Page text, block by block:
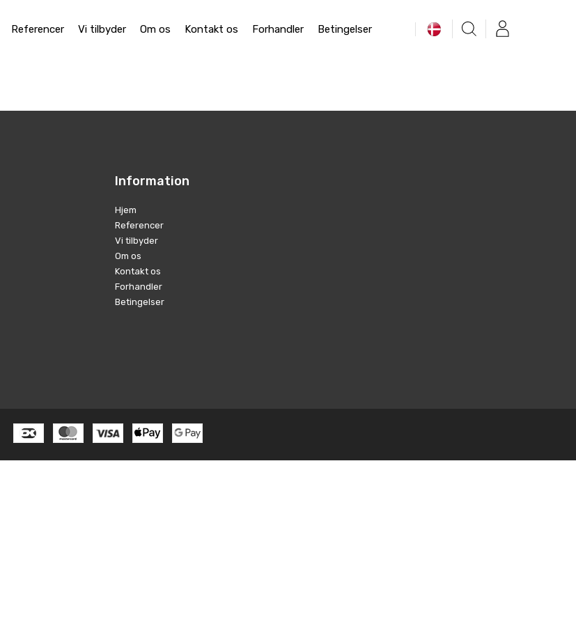
Referencer Vi tilbyder Om os Kontakt os Forhandler Betingelser
Information
Hjem
Referencer
Vi tilbyder
Om os
Kontakt os
Forhandler
Betingelser